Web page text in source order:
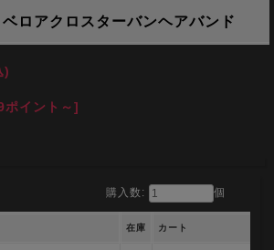
ロアクロスターバンヘアバンド
)
イント～]
購入数: 個
在庫 カート